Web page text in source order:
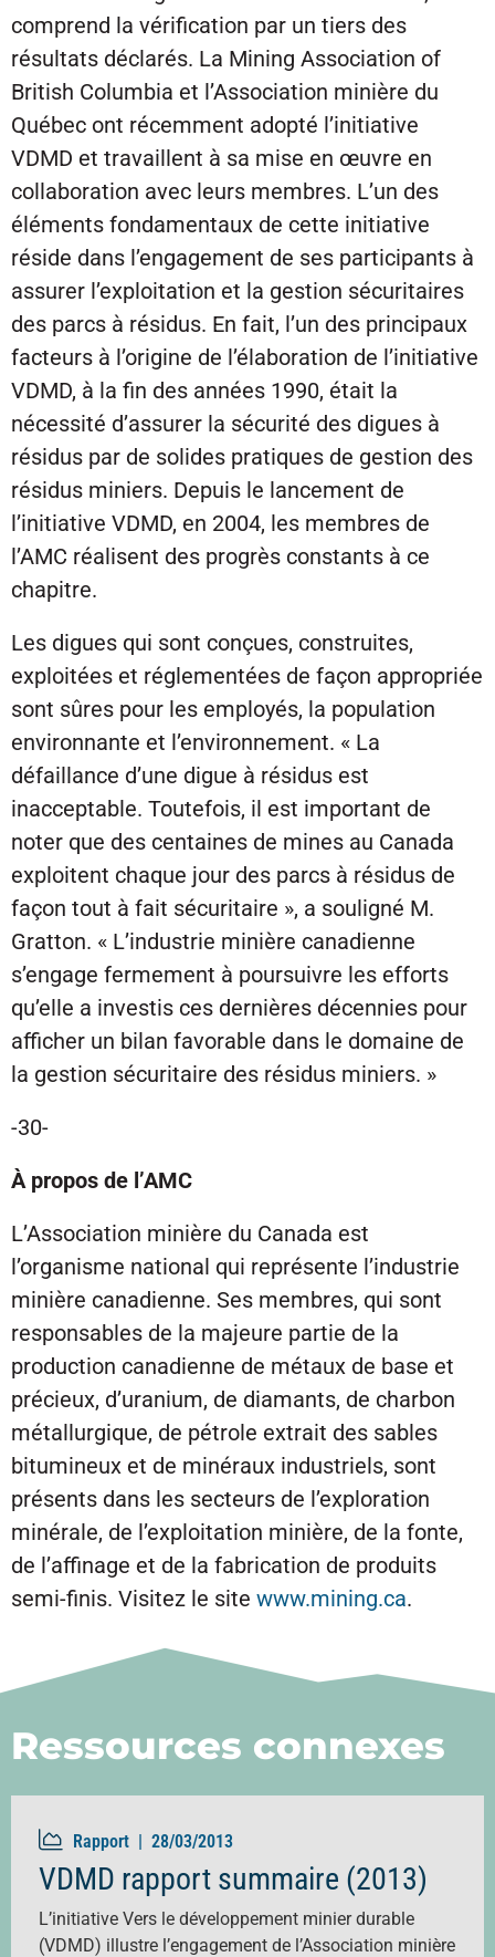
comprend la vérification par un tiers des
résultats déclarés. La Mining Association of
British Columbia et l’Association minière du
Québec ont récemment adopté l’initiative
VDMD et travaillent à sa mise en œuvre en
collaboration avec leurs membres. L’un des
éléments fondamentaux de cette initiative
réside dans l’engagement de ses participants à
assurer l’exploitation et la gestion sécuritaires
des parcs à résidus. En fait, l’un des principaux
facteurs à l’origine de l’élaboration de l’initiative
VDMD, à la fin des années 1990, était la
nécessité d’assurer la sécurité des digues à
résidus par de solides pratiques de gestion des
résidus miniers. Depuis le lancement de
l’initiative VDMD, en 2004, les membres de
l’AMC réalisent des progrès constants à ce
chapitre.
Les digues qui sont conçues, construites,
exploitées et réglementées de façon appropriée
sont sûres pour les employés, la population
environnante et l’environnement. « La
défaillance d’une digue à résidus est
inacceptable. Toutefois, il est important de
noter que des centaines de mines au Canada
exploitent chaque jour des parcs à résidus de
façon tout à fait sécuritaire », a souligné M.
Gratton. « L’industrie minière canadienne
s’engage fermement à poursuivre les efforts
qu’elle a investis ces dernières décennies pour
afficher un bilan favorable dans le domaine de
la gestion sécuritaire des résidus miniers. »
-30-
À propos de l’AMC
L’Association minière du Canada est
l’organisme national qui représente l’industrie
minière canadienne. Ses membres, qui sont
responsables de la majeure partie de la
production canadienne de métaux de base et
précieux, d’uranium, de diamants, de charbon
métallurgique, de pétrole extrait des sables
bitumineux et de minéraux industriels, sont
présents dans les secteurs de l’exploration
minérale, de l’exploitation minière, de la fonte,
de l’affinage et de la fabrication de produits
semi-finis. Visitez le site www.mining.ca.
Ressources connexes
Rapport | 28/03/2013
VDMD rapport summaire (2013)
L’initiative Vers le développement minier durable
(VDMD) illustre l’engagement de l’Association minière